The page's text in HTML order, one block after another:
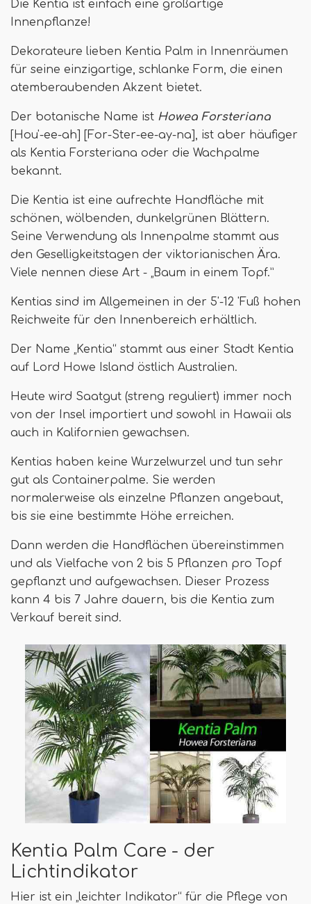
Die Kentia ist einfach eine großartige
Innenpflanze!
Dekorateure lieben Kentia Palm in Innenräumen
für seine einzigartige, schlanke Form, die einen
atemberaubenden Akzent bietet.
Der botanische Name ist Howea Forsteriana
[Hou'-ee-ah] [For-Ster-ee-ay-na], ist aber häufiger
als Kentia Forsteriana oder die Wachpalme
bekannt.
Die Kentia ist eine aufrechte Handfläche mit
schönen, wölbenden, dunkelgrünen Blättern.
Seine Verwendung als Innenpalme stammt aus
den Geselligkeitstagen der viktorianischen Ära.
Viele nennen diese Art - „Baum in einem Topf.”
Kentias sind im Allgemeinen in der 5'-12 'Fuß hohen
Reichweite für den Innenbereich erhältlich.
Der Name „Kentia“ stammt aus einer Stadt Kentia
auf Lord Howe Island östlich Australien.
Heute wird Saatgut (streng reguliert) immer noch
von der Insel importiert und sowohl in Hawaii als
auch in Kalifornien gewachsen.
Kentias haben keine Wurzelwurzel und tun sehr
gut als Containerpalme. Sie werden
normalerweise als einzelne Pflanzen angebaut,
bis sie eine bestimmte Höhe erreichen.
Dann werden die Handflächen übereinstimmen
und als Vielfache von 2 bis 5 Pflanzen pro Topf
gepflanzt und aufgewachsen. Dieser Prozess
kann 4 bis 7 Jahre dauern, bis die Kentia zum
Verkauf bereit sind.
Kentia Palm Care - der
Lichtindikator
Hier ist ein „leichter Indikator“ für die Pflege von